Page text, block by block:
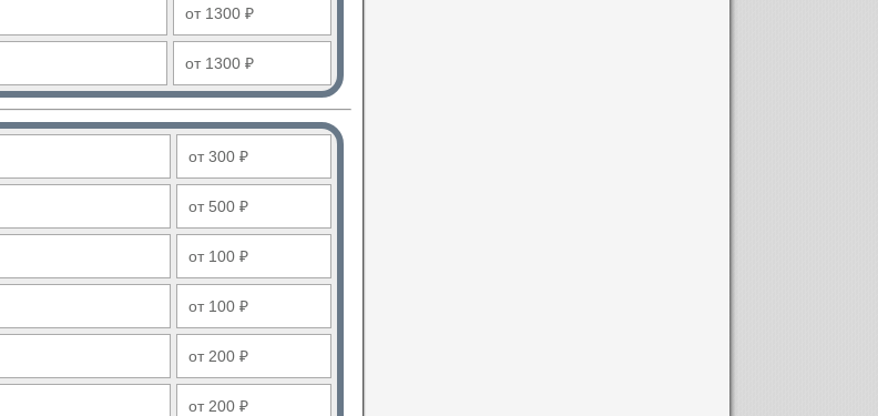
от 1300 ₽
от 1300 ₽
от 300 ₽
от 500 ₽
от 100 ₽
от 100 ₽
от 200 ₽
от 200 ₽